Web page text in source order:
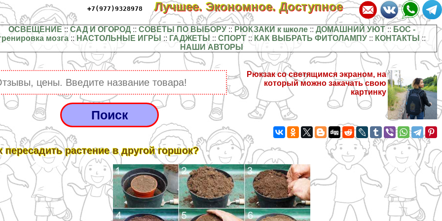
+7(977)9328978 Лучшее. Экономное. Доступное
ОСВЕЩЕНИЕ :: САД И ОГОРОД:: СОВЕТЫ ПО ВЫБОРУ:: РЮКЗАКИ к школе:: ДОМАШНИЙ УЮТ:: БОС -
мозга :: НАСТОЛЬНЫЕ ИГРЫ :: ГАДЖЕТЫ ::СПОРТ :: КАК ВЫБРАТЬ ФИТОЛАМПУ :: КОНТАКТЫ ::
НАШИ АВТОРЫ
Рюкзак со светящимся экраном, на
который можно закачать свою
картинку
пересадить растение в другой горшок?